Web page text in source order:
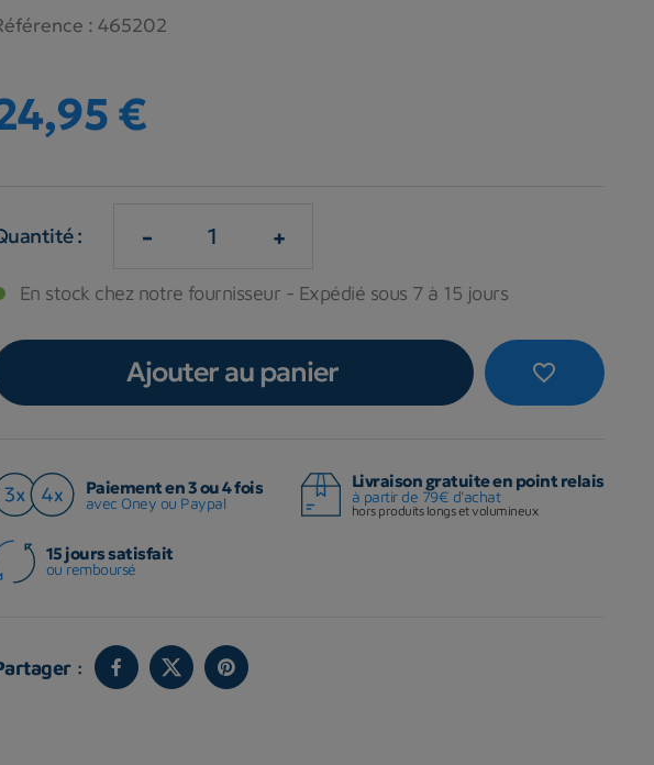
: 465202
€
: - +
En stock chez notre fournisseur - Expédié sous 7 à 15 jours
favorite_border
Ajouter au panier
Paiement en 3 ou 4 fois
avec Oney ou Paypal
Livraison gratuite en point relais
à partir de 79€ d'achat
hors produits longs et volumineux
15 jours satisfait
ou remboursé
: